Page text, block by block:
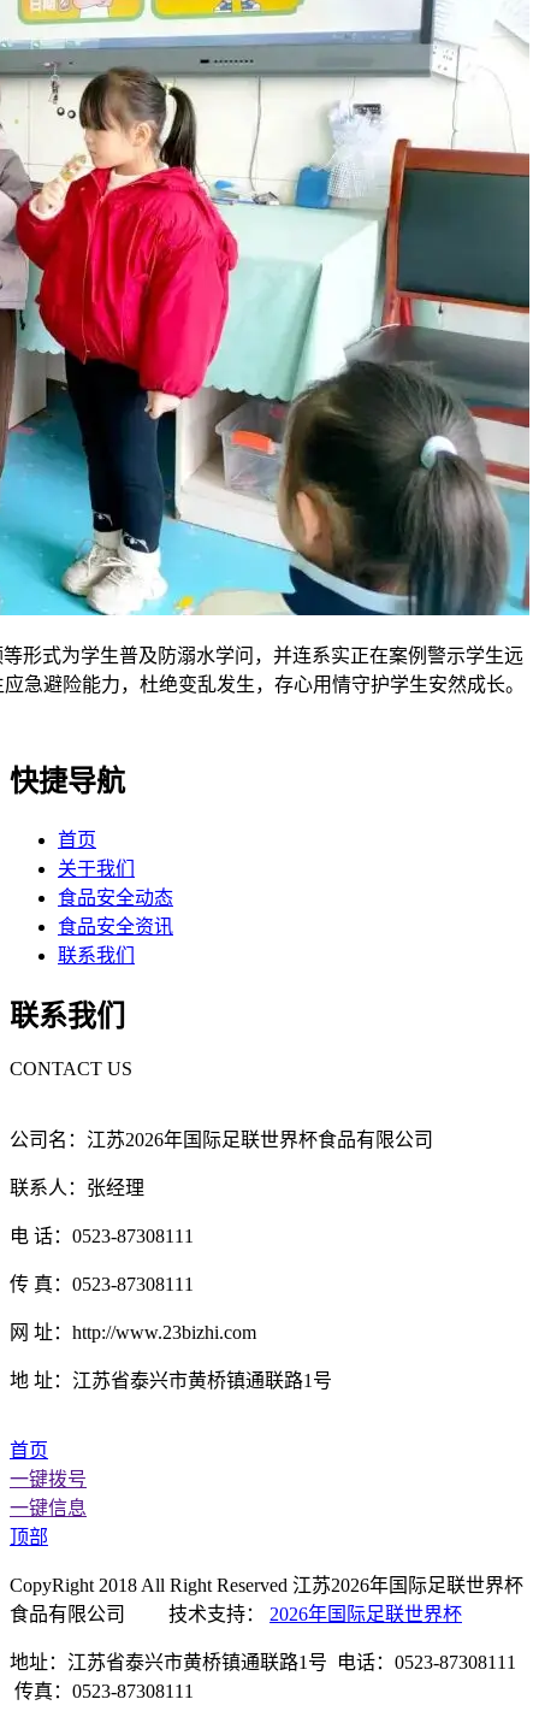
式为学生普及防溺水学问，并连系实正在案例警示学生远
急避险能力，杜绝变乱发生，存心用情守护学生安然成长。
快捷导航
首页
关于我们
食品安全动态
食品安全资讯
联系我们
联系我们
CONTACT US
公司名：江苏2026年国际足联世界杯食品有限公司
联系人：张经理
电 话：0523-87308111
传 真：0523-87308111
网 址：http://www.23bizhi.com
地 址：江苏省泰兴市黄桥镇通联路1号
首页
一键拨号
一键信息
顶部
CopyRight 2018 All Right Reserved 江苏2026年国际足联世界杯
食品有限公司 技术支持： 2026年国际足联世界杯
地址：江苏省泰兴市黄桥镇通联路1号 电话：0523-87308111
传真：0523-87308111